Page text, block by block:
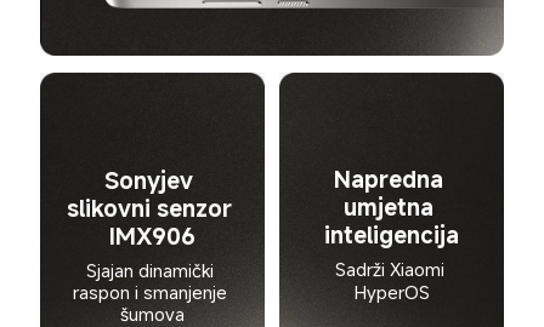
Sonyjev
slikovni senzor
IMX906
Sjajan dinamički
raspon i smanjenje
šumova
Napredna
umjetna
inteligencija
Sadrži Xiaomi
HyperOS